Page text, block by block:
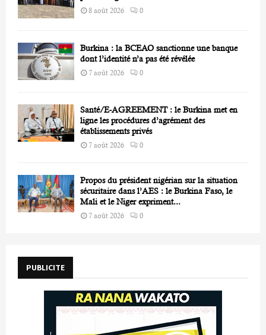
8 août 2026 0
Burkina : la BCEAO sanctionne une banque
dont l’identité n’a pas été révélée
7 août 2026 0
Santé/E-AGREEMENT : le Burkina met en
ligne les procédures d’agrément des
établissements privés
7 août 2026 0
Propos du président nigérian sur la situation
sécuritaire dans l’AES : le Burkina Faso, le
Mali et le Niger expriment...
7 août 2026 0
PUBLICITE